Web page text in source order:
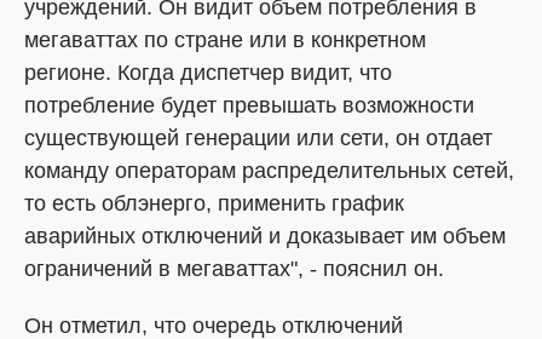
учреждений. Он видит объем потребления в
мегаваттах по стране или в конкретном
регионе. Когда диспетчер видит, что
потребление будет превышать возможности
существующей генерации или сети, он отдает
команду операторам распределительных сетей,
то есть облэнерго, применить график
аварийных отключений и доказывает им объем
ограничений в мегаваттах", - пояснил он.
Он отметил, что очередь отключений